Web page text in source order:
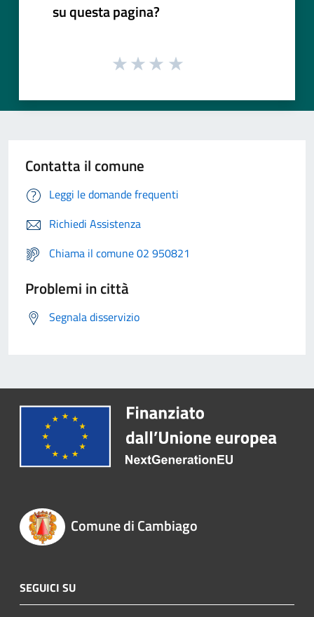
su questa pagina?
Contatta il comune
Leggi le domande frequenti
Richiedi Assistenza
Chiama il comune 02 950821
Problemi in città
Segnala disservizio
Comune di Cambiago
SEGUICI SU